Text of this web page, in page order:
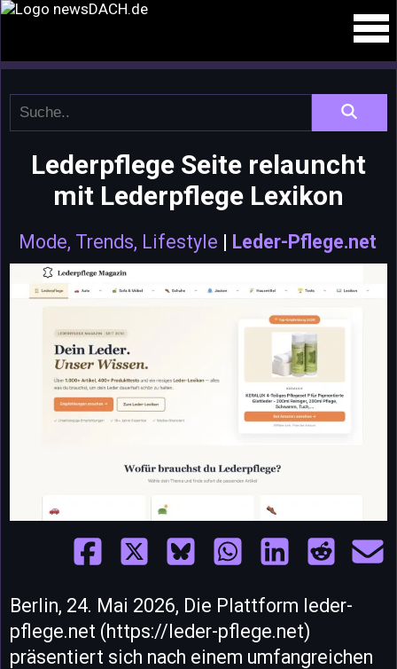
Lederpflege Seite relauncht
mit Lederpflege Lexikon
Mode, Trends, Lifestyle | Leder-Pflege.net
Berlin, 24. Mai 2026, Die Plattform leder-
pflege.net (https://leder-pflege.net)
präsentiert sich nach einem umfangreichen